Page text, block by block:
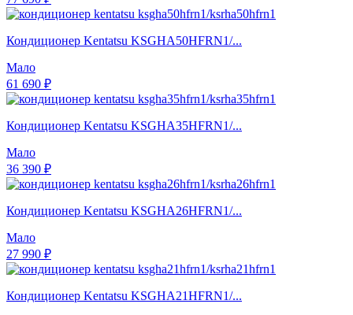
Кондиционер Kentatsu KSGHA50HFRN1/...
Мало
61 690 ₽
Кондиционер Kentatsu KSGHA35HFRN1/...
Мало
36 390 ₽
Кондиционер Kentatsu KSGHA26HFRN1/...
Мало
27 990 ₽
Кондиционер Kentatsu KSGHA21HFRN1/...